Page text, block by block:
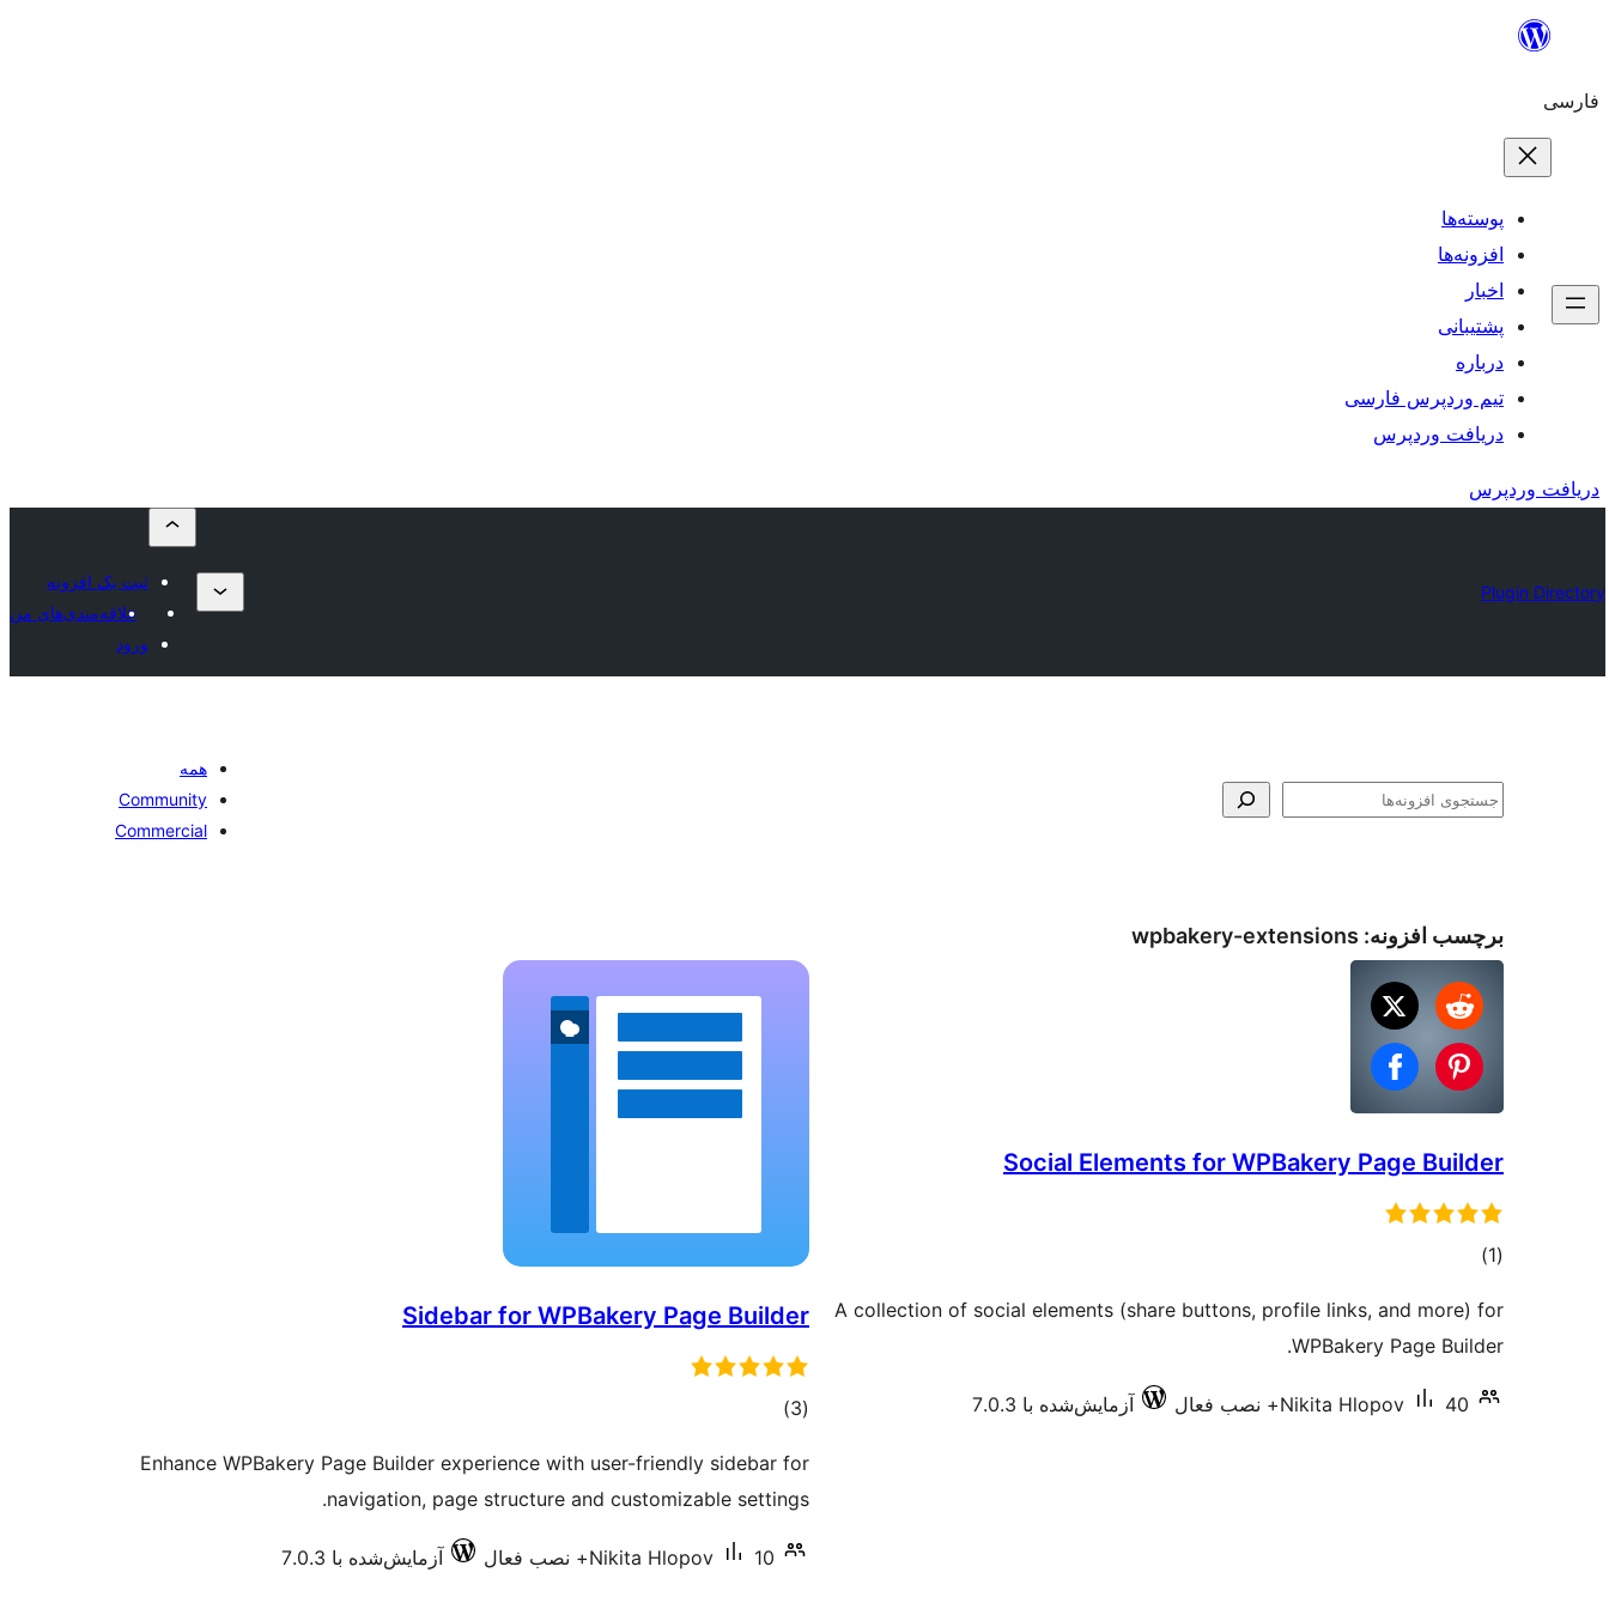
محتوا
فارسی
پوسته‌ها
افزونه‌ها
اخبار
پشتیبانی
درباره
تیم وردپرس فارسی
دریافت وردپرس
دریافت وردپرس
Plugin Directory
ثبت یک افزونه
علاقه‌مندی‌های من
ورود
جستجو
همه
Community
Commercial
برچسب افزونه: wpbakery-extensions
Social Elements for WPBakery Page Builder
(1 مجموع)
A collection of social elements (share buttons, profile links, and more) for
WPBakery Page Builder.
Nikita Hlopov 40+ نصب فعال آزمایش‌شده با 7.0.3
Sidebar for WPBakery Page Builder
(3 مجموع)
Enhance WPBakery Page Builder experience with user-friendly sidebar for
navigation, page structure and customizable settings.
Nikita Hlopov 10+ نصب فعال آزمایش‌شده با 7.0.3